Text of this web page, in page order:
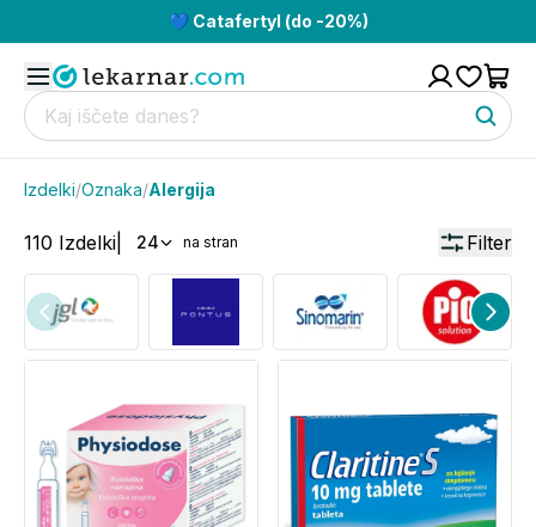
💙 Catafertyl (do -20%)
Izdelki/Oznaka/Alergija
110 Izdelki 24 na stran Filter